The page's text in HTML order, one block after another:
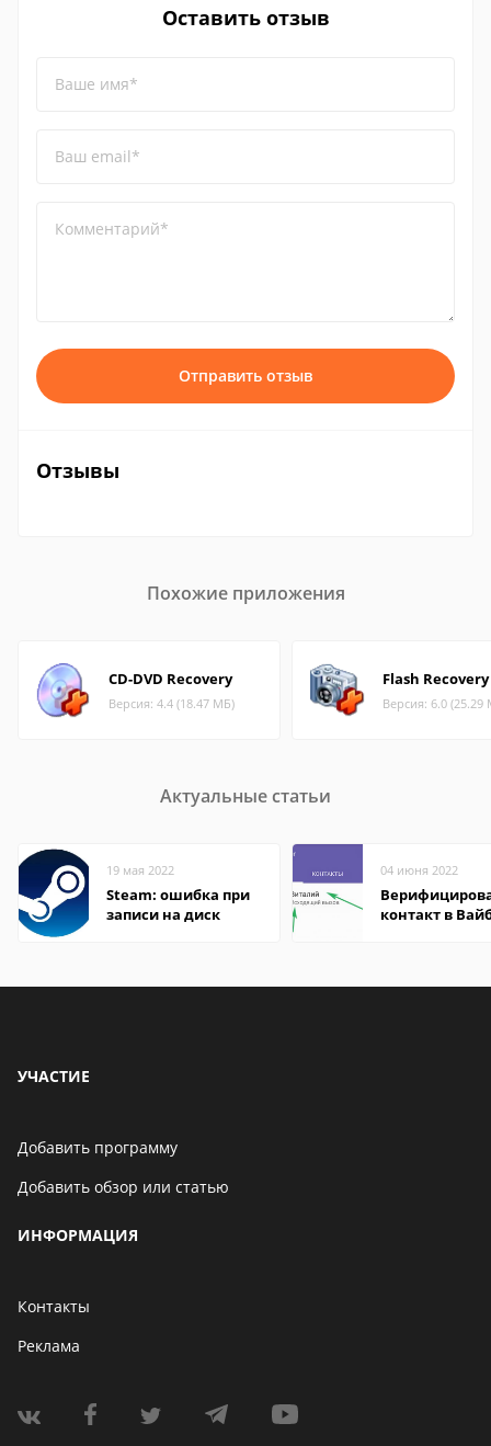
Оставить отзыв
Ваше имя*
Ваш email*
Комментарий*
Отправить отзыв
Отзывы
Похожие приложения
CD-DVD Recovery
Версия: 4.4 (18.47 МБ)
Flash Recovery
Версия: 6.0 (25.29
Актуальные статьи
19 мая 2022
Steam: ошибка при
записи на диск
04 июня 2022
контакт в
УЧАСТИЕ
Добавить программу
Добавить обзор или статью
ИНФОРМАЦИЯ
Контакты
Реклама